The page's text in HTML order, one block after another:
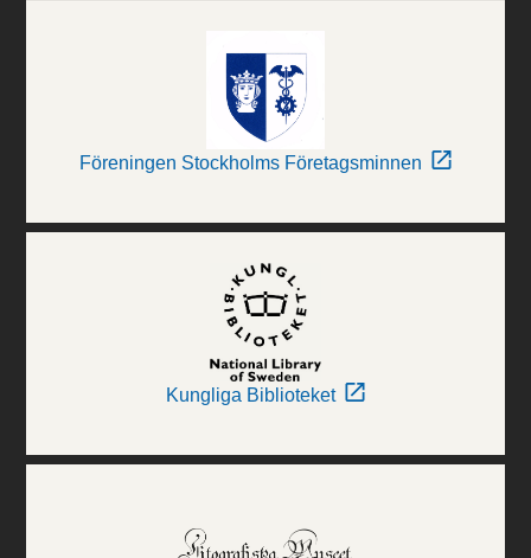
Föreningen Stockholms Företagsminnen
Kungliga Biblioteket